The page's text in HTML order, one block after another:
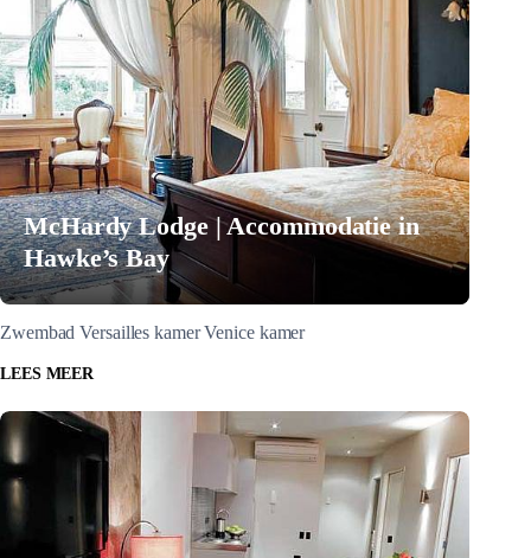
McHardy Lodge | Accommodatie in
Hawke’s Bay
Zwembad Versailles kamer Venice kamer
LEES MEER